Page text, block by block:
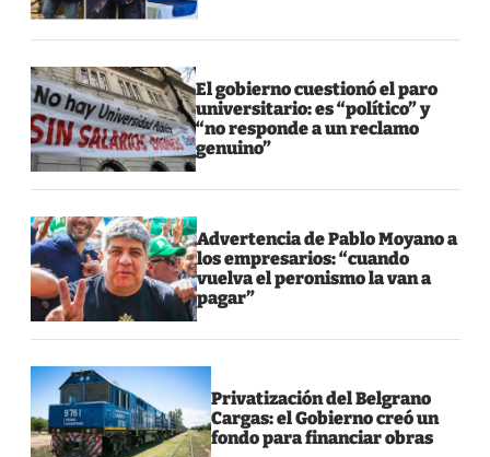
El gobierno cuestionó el paro
universitario: es “político” y
“no responde a un reclamo
genuino”
Advertencia de Pablo Moyano a
los empresarios: “cuando
vuelva el peronismo la van a
pagar”
Privatización del Belgrano
Cargas: el Gobierno creó un
fondo para financiar obras